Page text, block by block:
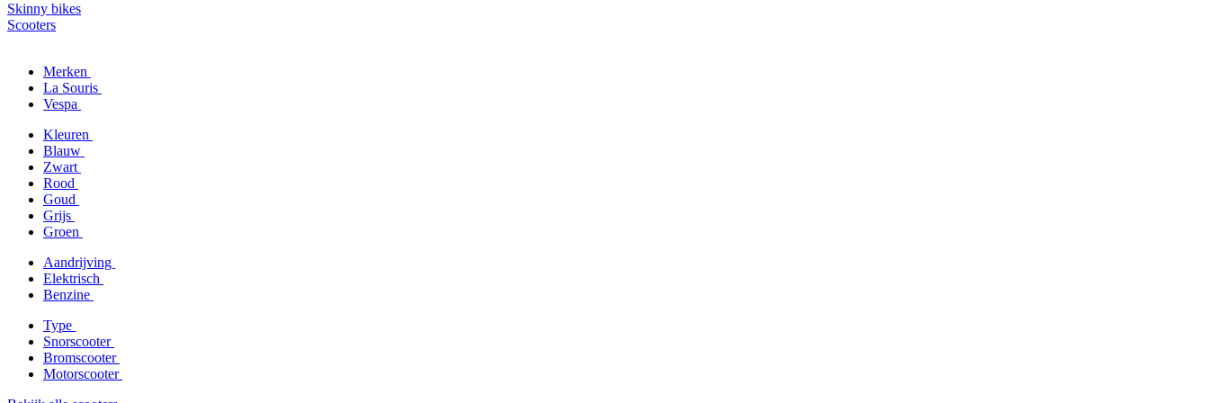
Skinny bikes
Scooters
Merken
La Souris
Vespa
Kleuren
Blauw
Zwart
Rood
Goud
Grijs
Groen
Aandrijving
Elektrisch
Benzine
Type
Snorscooter
Bromscooter
Motorscooter